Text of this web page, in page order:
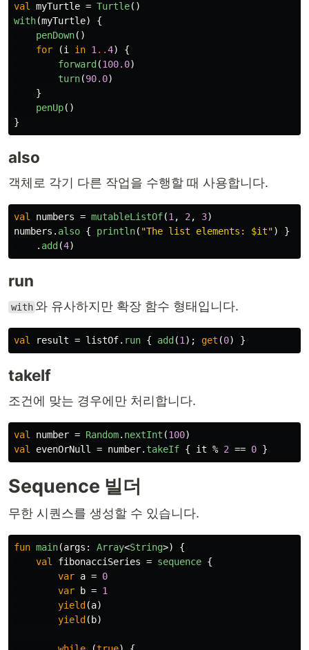
val myTurtle = Turtle()
with(myTurtle)
{
penDown()
for
(i in 1 ..4)
{
forward (100.0)
turn(90.0)
}
penUp()
}
also
객체로 각기 다른 작업을 수행할 때 사용합니다.
val numbers = mutableListOf(1 , 2 , 3)
numbers . also { println( "The list elements: $it")
}
. add (4)
run
with 와 유사하지만 확장 함수 형태입니다.
val result = listOf. run { add (1 ); get (0) }
takeIf
조건에 맞는 경우에만 처리합니다.
val number = Random. nextInt (100)
val
evenOrNull = number. takeIf { it % 2 == 0 }
Sequence 빌더
무한 시퀀스를 생성할 수 있습니다.
fun main(args : Array<String>)
{
val
fibonacciSeries = sequence {
var a = 0
var
b = 1
yield (a)
yield ( b)